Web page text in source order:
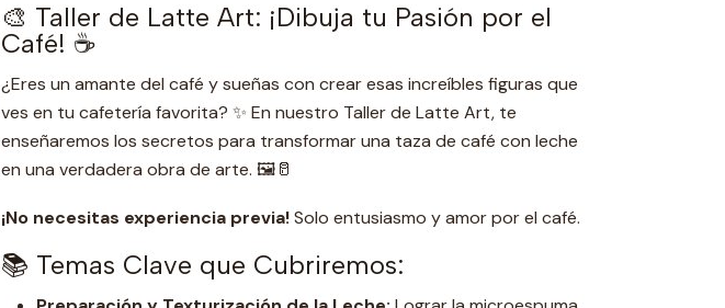
d
a
d
🎨 Taller de Latte Art: ¡Dibuja tu Pasión por el
Café! ☕
¿Eres un amante del café y sueñas con crear esas increíbles figuras que
ves en tu cafetería favorita? ✨ En nuestro Taller de Latte Art, te
enseñaremos los secretos para transformar una taza de café con leche
en una verdadera obra de arte. 🖼️🥛
¡No necesitas experiencia previa!Solo entusiasmo y amor por el café.
📚 Temas Clave que Cubriremos: